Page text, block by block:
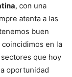
, con una
atenta a las
buen
en la
que hoy
oportunidad